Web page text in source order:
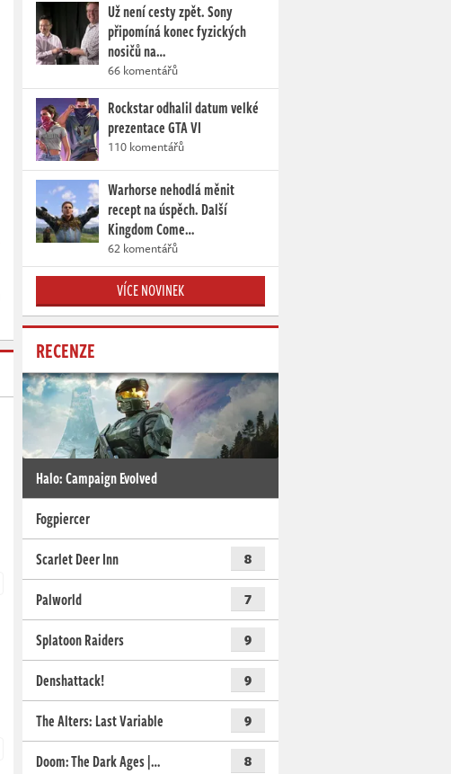
Už není cesty zpět. Sony
připomíná konec fyzických
nosičů na…
66 komentářů
Rockstar odhalil datum velké
prezentace GTA VI
110 komentářů
Warhorse nehodlá měnit
recept na úspěch. Další
Kingdom Come…
62 komentářů
VÍCE NOVINEK
RECENZE
Halo: Campaign Evolved
Fogpiercer
Scarlet Deer Inn
8
Palworld 7
Splatoon Raiders 9
Denshattack! 9
The Alters: Last Variable 9
Doom: The Dark Ages |… 8